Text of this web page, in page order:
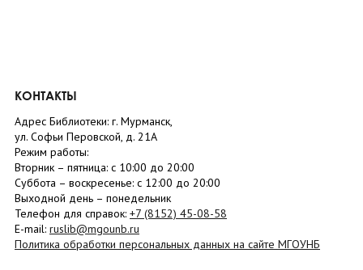
КОНТАКТЫ
Адрес Библиотеки: г. Мурманск,
ул. Софьи Перовской, д. 21А
Режим работы:
Вторник – пятница: с 10:00 до 20:00
Суббота – воскресенье: c 12:00 до 20:00
Выходной день – понедельник
Телефон для справок: +7 (8152) 45-08-58
E-mail: ruslib@mgounb.ru
Политика обработки персональных данных на сайте МГОУНБ